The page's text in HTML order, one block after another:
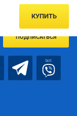
КУПИТЬ
об акцияx и
ПОДПИСАТЬСЯ
bot